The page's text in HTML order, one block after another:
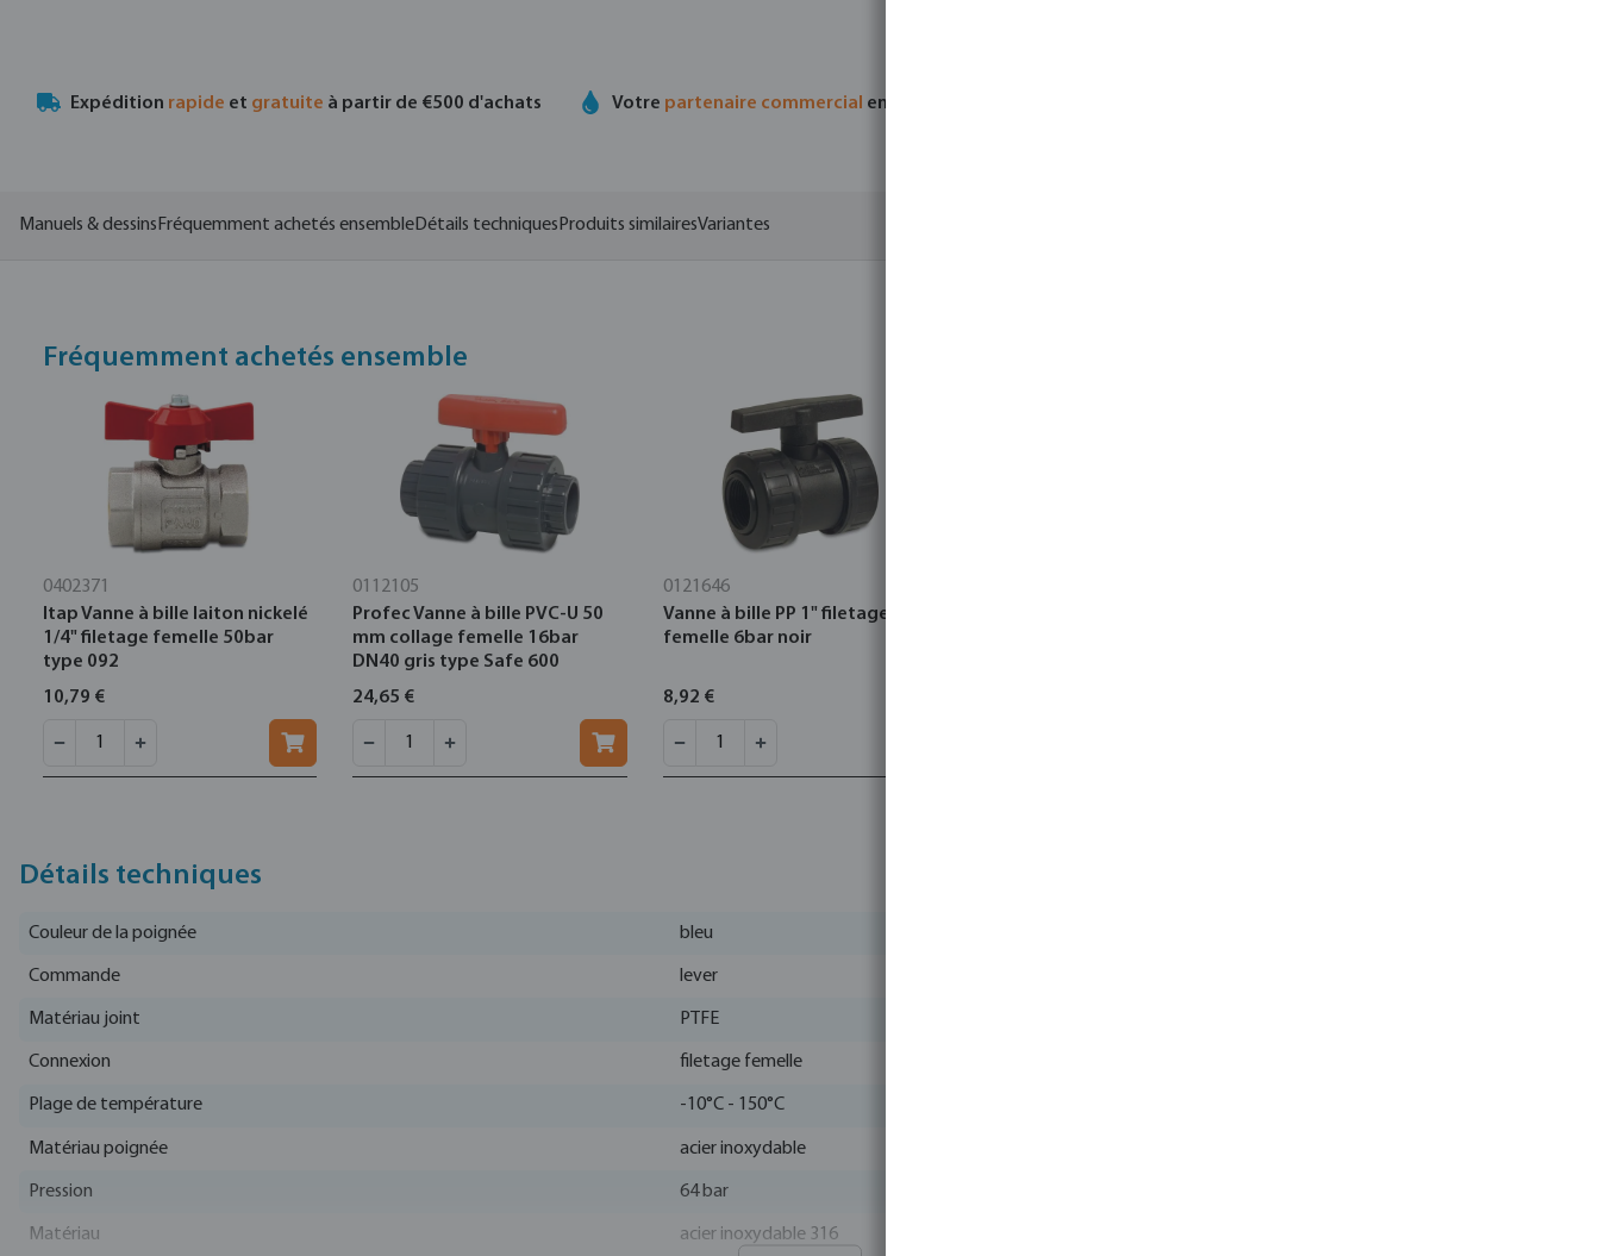
Expédition rapide et gratuite à partir de €500 d'achats Votre partenaire commercial en matière de technologie de l'eau
Manuels & dessins Fréquemment achetés ensembleDétails techniques Produits similairesVariantes
Fréquemment achetés ensemble
0402371
Itap Vanne à bille laiton nickelé
1/4" filetage femelle 50bar
type 092
10,79 €
0112105
Profec Vanne à bille PVC-U 50
mm collage femelle 16bar
DN40 gris type Safe 600
24,65 €
0121646
Vanne à bille PP 1" filetage
femelle 6bar noir
8,92 €
Détails techniques
Couleur de la poignée bleu
Commande lever
Matériau joint PTFE
Connexion filetage femelle
Plage de température -10°C - 150°C
Matériau poignée acier inoxydable
Pression 64 bar
Matériau acier inoxydable 316